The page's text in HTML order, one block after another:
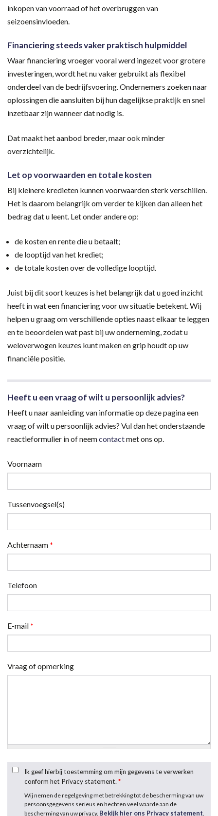
inkopen van voorraad of het overbruggen van
seizoensinvloeden.
Financiering steeds vaker praktisch hulpmiddel
Waar financiering vroeger vooral werd ingezet voor grotere
investeringen, wordt het nu vaker gebruikt als flexibel
onderdeel van de bedrijfsvoering. Ondernemers zoeken naar
oplossingen die aansluiten bij hun dagelijkse praktijk en snel
inzetbaar zijn wanneer dat nodig is.
Dat maakt het aanbod breder, maar ook minder
overzichtelijk.
Let op voorwaarden en totale kosten
Bij kleinere kredieten kunnen voorwaarden sterk verschillen.
Het is daarom belangrijk om verder te kijken dan alleen het
bedrag dat u leent. Let onder andere op:
de kosten en rente die u betaalt;
de looptijd van het krediet;
de totale kosten over de volledige looptijd.
Juist bij dit soort keuzes is het belangrijk dat u goed inzicht
heeft in wat een financiering voor uw situatie betekent. Wij
helpen u graag om verschillende opties naast elkaar te leggen
en te beoordelen wat past bij uw onderneming, zodat u
weloverwogen keuzes kunt maken en grip houdt op uw
financiële positie.
Heeft u een vraag of wilt u persoonlijk advies?
Heeft u naar aanleiding van informatie op deze pagina een
vraag of wilt u persoonlijk advies? Vul dan het onderstaande
reactieformulier in of neemcontactmet ons op.
Voornaam
Tussenvoegsel(s)
Achternaam *
Telefoon
E-mail *
Vraag of opmerking
Ik geef hierbij toestemming om mijn gegevens te verwerken
conform het Privacy statement. *
Wij nemen de regelgeving met betrekking tot de bescherming van uw
persoonsgegevens serieus en hechten veel waarde aan de
bescherming van uw privacy. Bekijk hier ons Privacy statement